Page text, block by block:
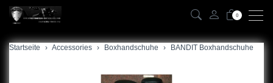
0
zurück
Startseite Accessories Boxhandschuhe BANDIT Boxhandschuhe